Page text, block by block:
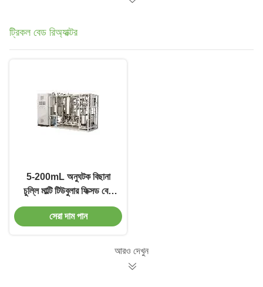
ট্রিকল বেড রিঅ্যাক্টর
5-200mL অনুঘটক বিছানা
চুল্লি মাল্টি টিউবুলার ফিক্সড বেড
চুল্লি
সেরা দাম পান
আরও দেখুন